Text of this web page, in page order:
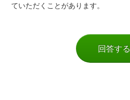
ていただくことがあります。
回答する